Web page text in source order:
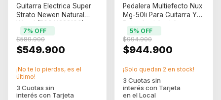
Guitarra Electrica Super
Strato Newen Natural
Wood (F0941333100)
$549.900
$589.900
7% OFF
¡No te lo pierdas, es el
último!
Pedalera Multiefecto Nux
Mg-50li Para Guitarra Y
Bajo, Azul Azul Acero
$944.900
$994.900
5% OFF
¡Solo quedan 2 en stock!